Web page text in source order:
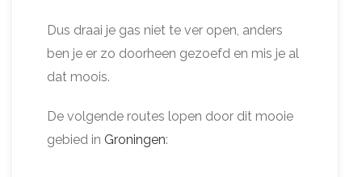
Dus draai je gas niet te ver open, anders
ben je er zo doorheen gezoefd en mis je al
dat moois.
De volgende routes lopen door dit mooie
gebied in Groningen: